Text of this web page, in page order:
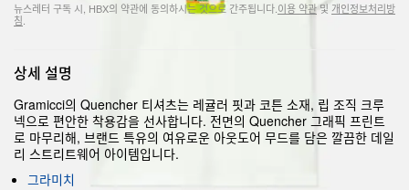
뉴스레터 구독 시, HBX의 약관에 동의하시는 것으로 간주됩니다. 이용 약관및 개인정보처리방
침
상세 설명
Gramicci의 Quencher 티셔츠는 레귤러 핏과 코튼 소재, 립 조직 크루
넥으로 편안한 착용감을 선사합니다. 전면의 Quencher 그래픽 프린트
로 마무리해, 브랜드 특유의 여유로운 아웃도어 무드를 담은 깔끔한 데일
리 스트리트웨어 아이템입니다.
그라미치